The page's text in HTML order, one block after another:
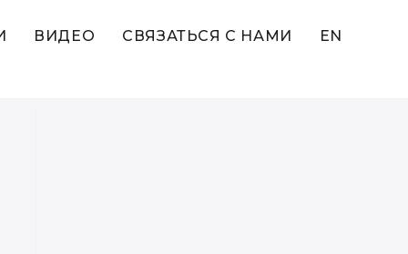
ВИДЕО СВЯЗАТЬСЯ С НАМИ EN